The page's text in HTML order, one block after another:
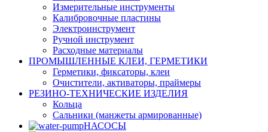
Измерительные инструменты
Калибровочные пластины
Электроинструмент
Ручной инструмент
Расходные материалы
ПРОМЫШЛЕННЫЕ КЛЕИ, ГЕРМЕТИКИ
Герметики, фиксаторы, клеи
Очистители, активаторы, праймеры
РЕЗИНО-ТЕХНИЧЕСКИЕ ИЗДЕЛИЯ
Кольца
Сальники (манжеты армированные)
НАСОСЫ